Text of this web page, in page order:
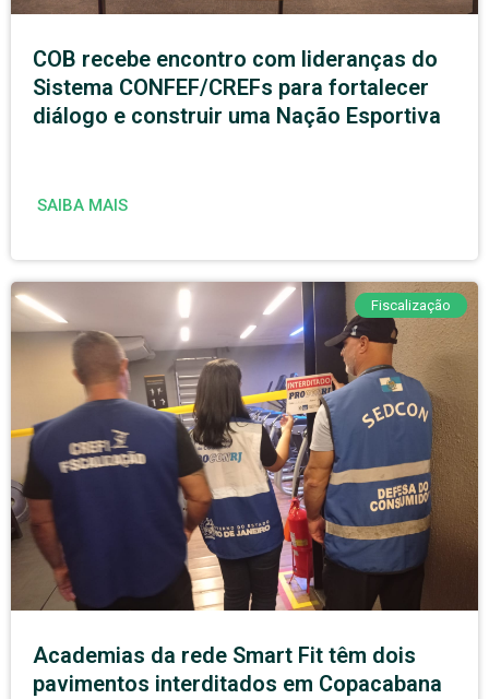
COB recebe encontro com lideranças do
Sistema CONFEF/CREFs para fortalecer
diálogo e construir uma Nação Esportiva
SAIBA MAIS
Fiscalização
Academias da rede Smart Fit têm dois
pavimentos interditados em Copacabana